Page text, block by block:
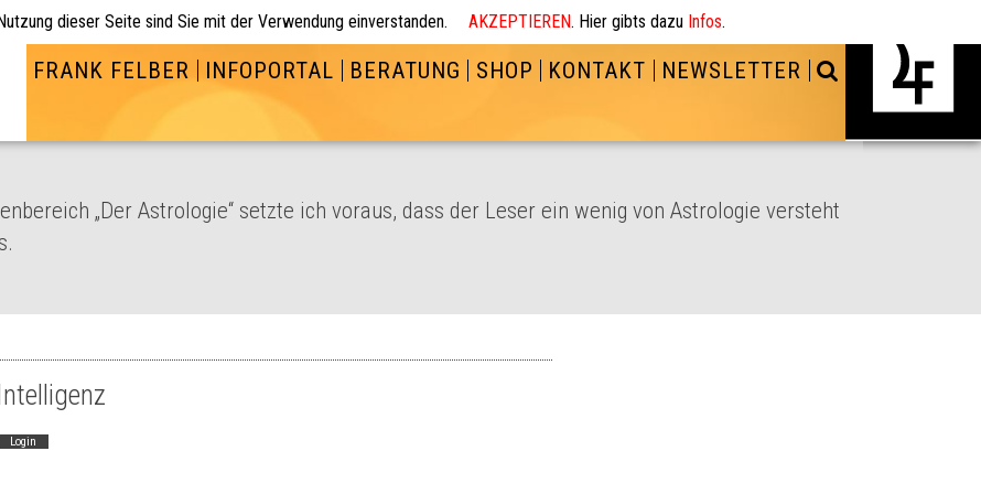
FRANK FELBER INFOPORTAL BERATUNG SHOP KONTAKT NEWSLETTER
„Der Astrologie“ setzte ich voraus, dass der Leser ein wenig von Astrologie versteht
Login
dieser Seite sind Sie mit der Verwendung einverstanden. AKZEPTIEREN. Hier gibts dazu Infos.